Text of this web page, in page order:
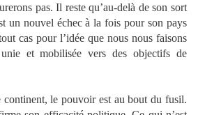
pas. Il reste qu’au-delà de son sort
un nouvel échec à la fois pour son pays
cas pour l’idée que nous nous faisons
et mobilisée vers des objectifs de
le pouvoir est au bout du fusil.